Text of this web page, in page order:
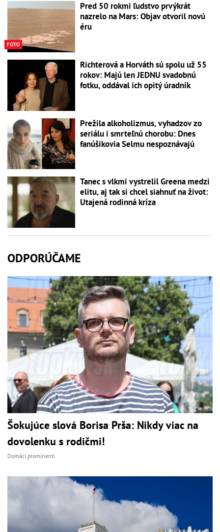
FOTO
Pred 50 rokmi ľudstvo prvýkrát
nazrelo na Mars: Objav otvoril novú
éru
Richterová a Horváth sú spolu už 55
rokov: Majú len JEDNU svadobnú
fotku, oddával ich opitý úradník
Prežila alkoholizmus, vyhadzov zo
seriálu i smrteľnú chorobu: Dnes
fanúšikovia Selmu nespoznávajú
Tanec s vlkmi vystrelil Greena medzi
elitu, aj tak si chcel siahnuť na život:
Utajená rodinná kríza
ODPORÚČAME
Šokujúce slová Borisa Prša: Nikdy viac na
dovolenku s rodičmi!
Domáci prominenti